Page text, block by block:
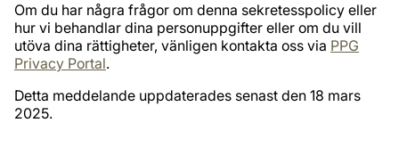
Om du har några frågor om denna sekretesspolicy eller
hur vi behandlar dina personuppgifter eller om du vill
utöva dina rättigheter, vänligen kontakta oss via PPG
Privacy Portal.
Detta meddelande uppdaterades senast den 18 mars
2025.